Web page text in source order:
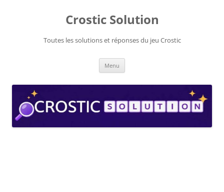
Crostic Solution
Toutes les solutions et réponses du jeu Crostic
Menu